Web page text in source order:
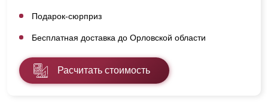
Подарок-сюрприз
Бесплатная доставка до Орловской области
Расчитать стоимость